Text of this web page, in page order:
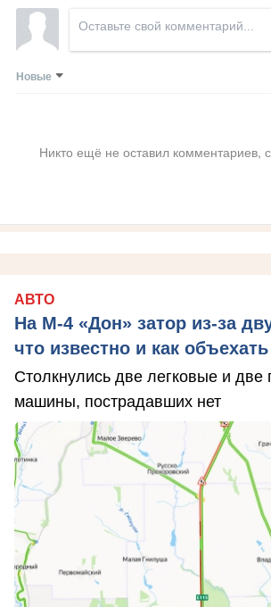
Новые
Никто ещё не оставил комментариев,
АВТО
На М‑4 «Дон» затор из‑за
что известно и как объехать
Столкнулись две легковые и две
машины, пострадавших нет